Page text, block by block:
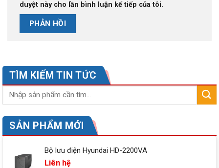
duyệt này cho lần bình luận kế tiếp của tôi.
TÌM KIẾM TIN TỨC
SẢN PHẨM MỚI
Bộ lưu điện Hyundai HD-2200VA
Liên hệ